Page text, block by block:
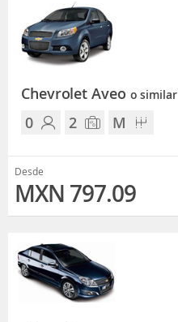
Chevrolet Aveo o similar
0 2 M
Desde
MXN 797.09